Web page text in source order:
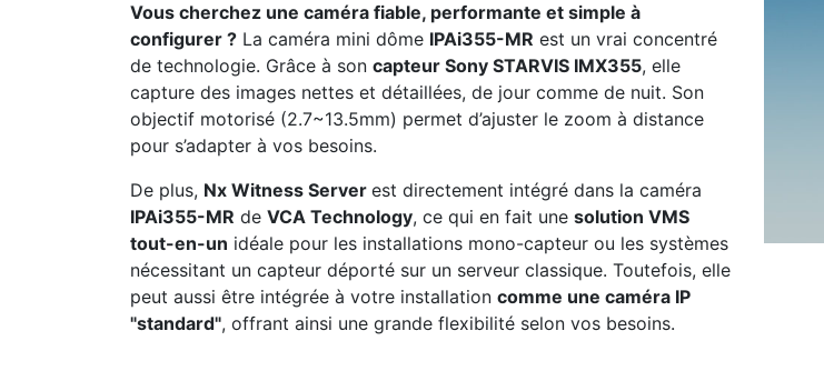
Vous cherchez une caméra fiable, performante et simple à
configurer ? La caméra mini dôme IPAi355-MR est un vrai concentré
de technologie. Grâce à son capteur Sony STARVIS IMX355, elle
capture des images nettes et détaillées, de jour comme de nuit. Son
objectif motorisé (2.7~13.5mm) permet d’ajuster le zoom à distance
pour s’adapter à vos besoins.
De plus, Nx Witness Server est directement intégré dans la caméra
IPAi355-MR de VCA Technology, ce qui en fait une solution VMS
tout-en-un idéale pour les installations mono-capteur ou les systèmes
nécessitant un capteur déporté sur un serveur classique. Toutefois, elle
peut aussi être intégrée à votre installation comme une caméra IP
"standard", offrant ainsi une grande flexibilité selon vos besoins.